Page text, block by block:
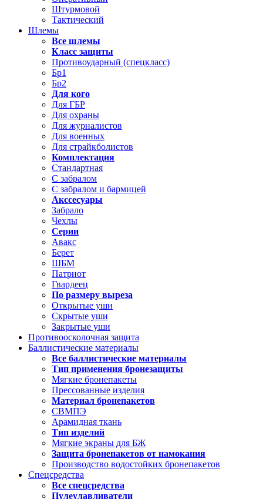
Штурмовой
Тактический
Шлемы
Все шлемы
Класс защиты
Противоударный (спецкласс)
Бр1
Бр2
Для кого
Для ГБР
Для охраны
Для журналистов
Для военных
Для страйкболистов
Комплектация
Стандартная
С забралом
С забралом и бармицей
Акссесуары
Забрало
Чехлы
Серии
Авакс
Берет
ШБМ
Патриот
Гвардеец
По размеру выреза
Открытые уши
Скрытые уши
Закрытые уши
Противоосколочная защита
Баллистические материалы
Все баллистические материалы
Тип применения бронезащиты
Мягкие бронепакеты
Прессованные изделия
Материал бронепакетов
СВМПЭ
Арамидная ткань
Тип изделий
Мягкие экраны для БЖ
Защита бронепакетов от намокания
Производство водостойких бронепакетов
Спецсредства
Все спецсредства
Пулеулавливатели